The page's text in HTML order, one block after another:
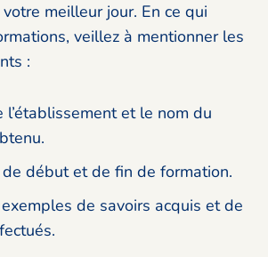
meilleur jour. En ce qui
veillez à mentionner les
:
l’établissement et le nom du
début et de fin de formation.
de savoirs acquis et de